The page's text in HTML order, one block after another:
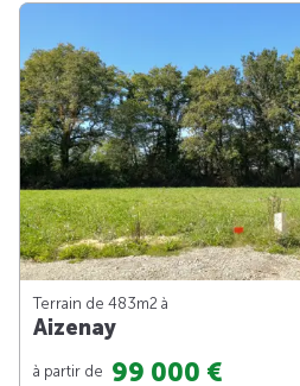
Terrain de 483m2 à
Aizenay
à partir de 99 000 €